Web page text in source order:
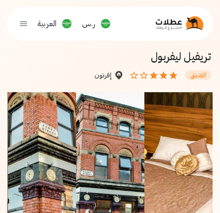
ر.س العربية
تريفيل ليفربول
الفندق إفرتون